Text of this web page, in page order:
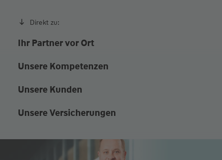
Direkt zu:
Ihr Partner vor Ort
Unsere Kompetenzen
Unsere Kunden
Unsere Versicherungen